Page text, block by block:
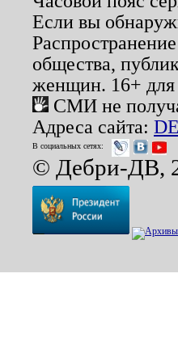
Если вы
общества,
женщин. 16+ для
СМИ не
Адреса сайта:
В социальных сетях:
© Дебри-ДВ,